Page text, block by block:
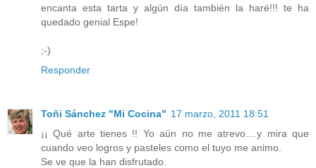
encanta esta tarta y algún día también la haré!!! te ha
quedado genial Espe!
;-)
Responder
Toñi Sánchez "Mi Cocina" 17 marzo, 2011 18:51
¡¡ Qué arte tienes !! Yo aún no me atrevo....y mira que
cuando veo logros y pasteles como el tuyo me animo.
Se ve que la han disfrutado.